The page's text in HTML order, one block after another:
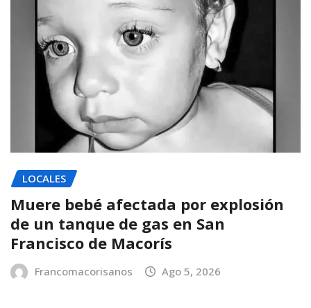
LOCALES
Muere bebé afectada por explosión
de un tanque de gas en San
Francisco de Macorís
Francomacorisanos Ago 5, 2026